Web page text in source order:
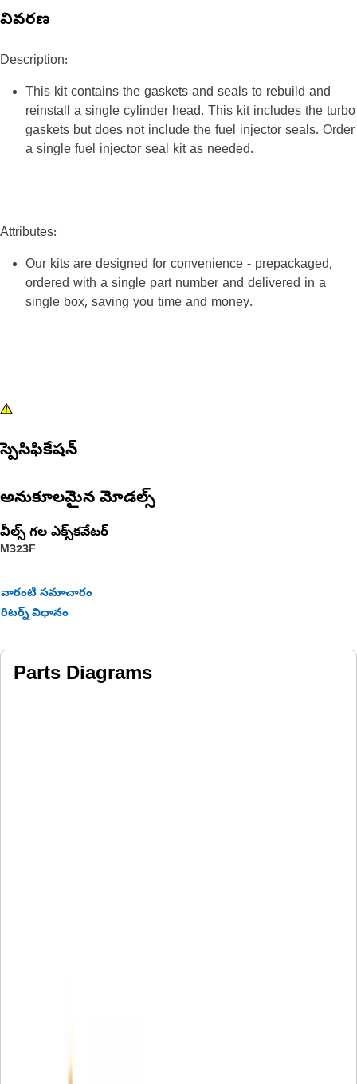
వివరణ
Description:
This kit contains the gaskets and seals to rebuild and
reinstall a single cylinder head. This kit includes the turbo
gaskets but does not include the fuel injector seals. Order
a single fuel injector seal kit as needed.
Attributes:
Our kits are designed for convenience - prepackaged,
ordered with a single part number and delivered in a
single box, saving you time and money.
స్పెసిఫికేషన్
అనుకూలమైన మోడల్స్
వీల్స్ గల ఎక్స్‌కవేటర్
M323F
వారంటీ సమాచారం
రిటర్న్ విధానం
Parts Diagrams